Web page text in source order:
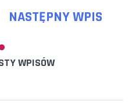
WPISÓW
NASTĘPNY WPIS